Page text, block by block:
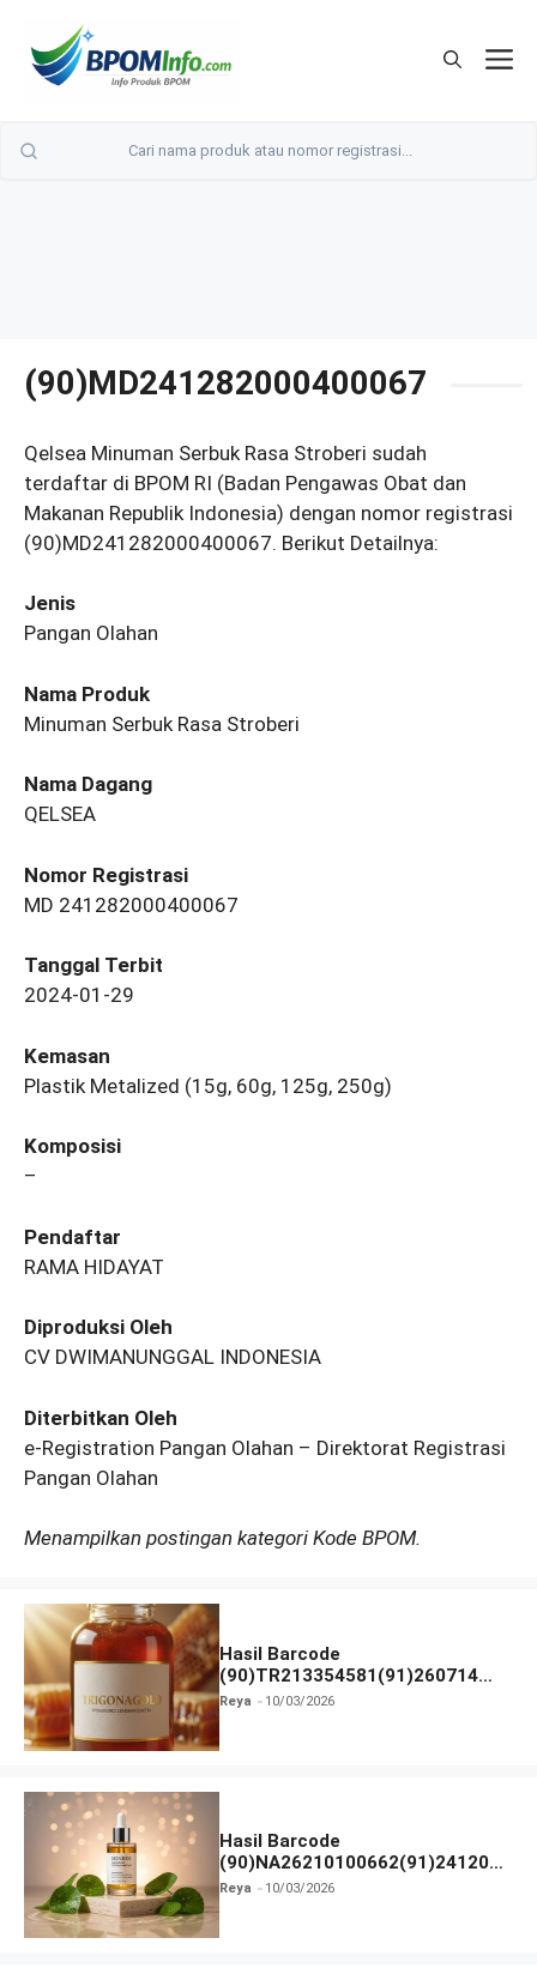
(90)MD241282000400067
Qelsea Minuman Serbuk Rasa Stroberi sudah
terdaftar di BPOM RI (Badan Pengawas Obat dan
Makanan Republik Indonesia) dengan nomor registrasi
(90)MD241282000400067. Berikut Detailnya:
Jenis
Pangan Olahan
Nama Produk
Minuman Serbuk Rasa Stroberi
Nama Dagang
QELSEA
Nomor Registrasi
MD 241282000400067
Tanggal Terbit
2024-01-29
Kemasan
Plastik Metalized (15g, 60g, 125g, 250g)
Komposisi
–
Pendaftar
RAMA HIDAYAT
Diproduksi Oleh
CV DWIMANUNGGAL INDONESIA
Diterbitkan Oleh
e-Registration Pangan Olahan – Direktorat Registrasi
Pangan Olahan
Menampilkan postingan kategori Kode BPOM.
Hasil Barcode
(90)TR213354581(91)260714
dan Izin BPOM
Reya 10/03/2026
Hasil Barcode
(90)NA26210100662(91)241203
dan Izin BPOM
Reya 10/03/2026